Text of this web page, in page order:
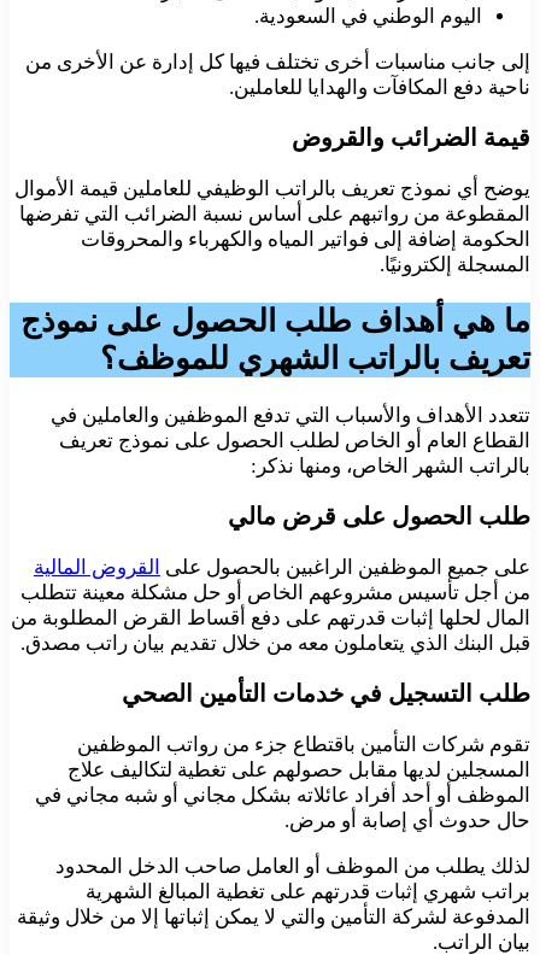
اليوم الوطني في السعودية.
إلى جانب مناسبات أخرى تختلف فيها كل إدارة عن الأخرى من
ناحية دفع المكافآت والهدايا للعاملين.
قيمة الضرائب والقروض
يوضح أي نموذج تعريف بالراتب الوظيفي للعاملين قيمة الأموال
المقطوعة من رواتبهم على أساس نسبة الضرائب التي تفرضها
الحكومة إضافة إلى فواتير المياه والكهرباء والمحروقات
المسجلة إلكترونيًا.
ما هي أهداف طلب الحصول على نموذج
تعريف بالراتب الشهري للموظف؟
تتعدد الأهداف والأسباب التي تدفع الموظفين والعاملين في
القطاع العام أو الخاص لطلب الحصول على نموذج تعريف
بالراتب الشهر الخاص، ومنها نذكر:
طلب الحصول على قرض مالي
على جميع الموظفين الراغبين بالحصول على القروض المالية
من أجل تأسيس مشروعهم الخاص أو حل مشكلة معينة تتطلب
المال لحلها إثبات قدرتهم على دفع أقساط القرض المطلوبة من
قبل البنك الذي يتعاملون معه من خلال تقديم بيان راتب مصدق.
طلب التسجيل في خدمات التأمين الصحي
تقوم شركات التأمين باقتطاع جزء من رواتب الموظفين
المسجلين لديها مقابل حصولهم على تغطية لتكاليف علاج
الموظف أو أحد أفراد عائلاته بشكل مجاني أو شبه مجاني في
حال حدوث أي إصابة أو مرض.
لذلك يطلب من الموظف أو العامل صاحب الدخل المحدود
براتب شهري إثبات قدرتهم على تغطية المبالغ الشهرية
المدفوعة لشركة التأمين والتي لا يمكن إثباتها إلا من خلال وثيقة
بيان الراتب.